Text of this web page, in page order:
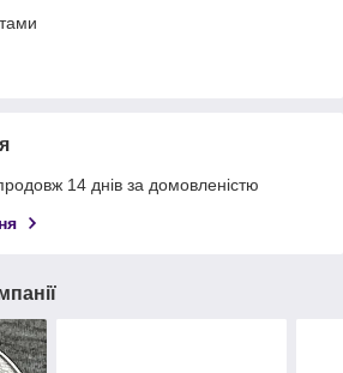
14 днів за домовленістю